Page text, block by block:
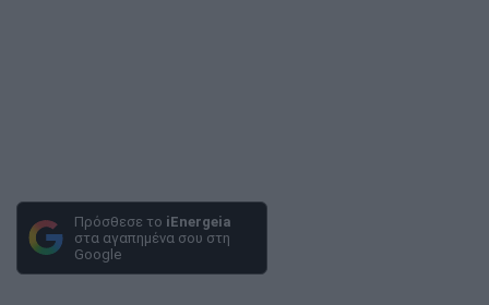
Πρόσθεσε το iEnergeia
στα αγαπημένα σου στη
Google